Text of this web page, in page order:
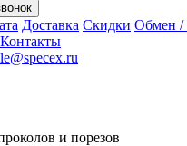
Доставка Скидки Обмен /
Контакты
и порезов